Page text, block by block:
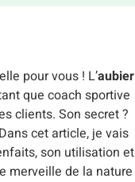
pour vous ! L’aubier
que coach sportive
clients. Son secret ?
cet article, je vais
son utilisation et
merveille de la nature